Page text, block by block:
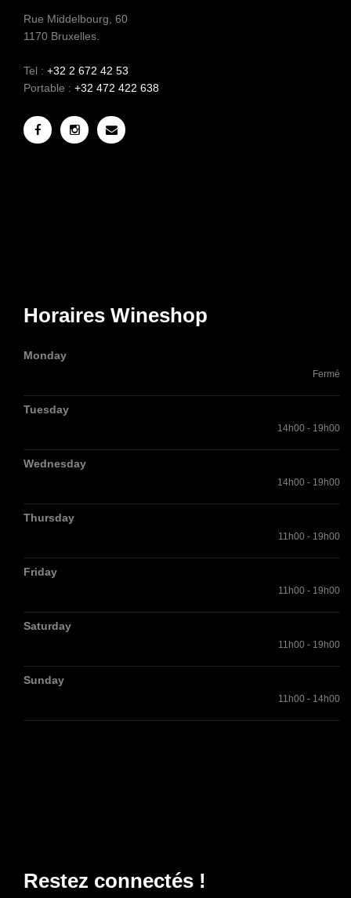
Rue Middelbourg, 60
1170 Bruxelles.
Tel :+32 2 672 42 53
Portable :+32 472 422 638
Horaires Wineshop
Monday
Fermé
Tuesday
14h00 - 19h00
Wednesday
14h00 - 19h00
Thursday
11h00 - 19h00
Friday
11h00 - 19h00
Saturday
11h00 - 19h00
Sunday
11h00 - 14h00
Restez connectés !